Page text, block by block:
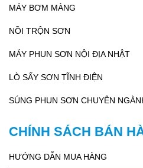
MÁY BƠM MÀNG
NỒI TRỘN SƠN
MÁY PHUN SƠN NỘI ĐỊA NHẬT
LÒ SẤY SƠN TĨNH ĐIỆN
SÚNG PHUN SƠN CHUYÊN
CHÍNH SÁCH BÁN
HƯỚNG DẪN MUA HÀNG